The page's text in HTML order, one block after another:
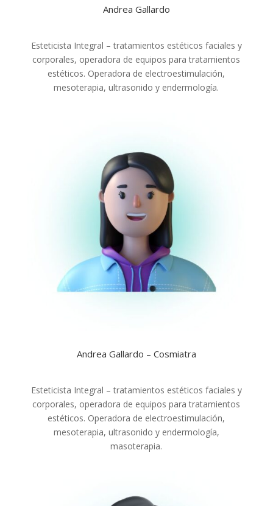
Andrea Gallardo
Esteticista Integral – tratamientos estéticos faciales y
corporales, operadora de equipos para tratamientos
estéticos. Operadora de electroestimulación,
mesoterapia, ultrasonido y endermología.
Andrea Gallardo – Cosmiatra
Esteticista Integral – tratamientos estéticos faciales y
corporales, operadora de equipos para tratamientos
estéticos. Operadora de electroestimulación,
mesoterapia, ultrasonido y endermología,
masoterapia.